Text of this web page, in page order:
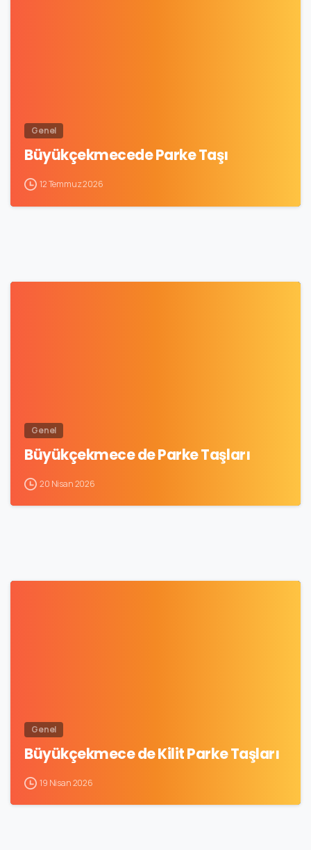
Genel
Büyükçekmecede Parke Taşı
12 Temmuz 2026
Genel
Büyükçekmece de Parke Taşları
20 Nisan 2026
Genel
Büyükçekmece de Kilit Parke Taşları
19 Nisan 2026